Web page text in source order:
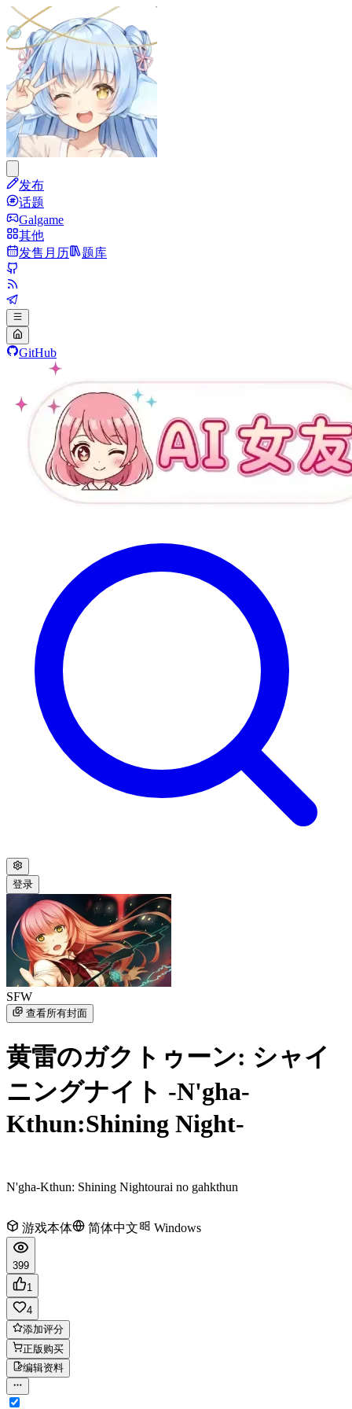
发布
话题
Galgame
其他
发售月历
题库
GitHub
登录
SFW
查看所有封面
黄雷のガクトゥーン: シャイ
ニングナイト -N'gha-
Kthun:Shining Night-
N'gha-Kthun: Shining Nightourai no gahkthun
游戏本体 简体中文 Windows
399
1
4
添加评分
正版购买
编辑资料